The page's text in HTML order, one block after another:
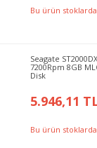
Bu ürün
Seagate
7200Rpm 8GB
Disk
5.946,11
Bu ürün